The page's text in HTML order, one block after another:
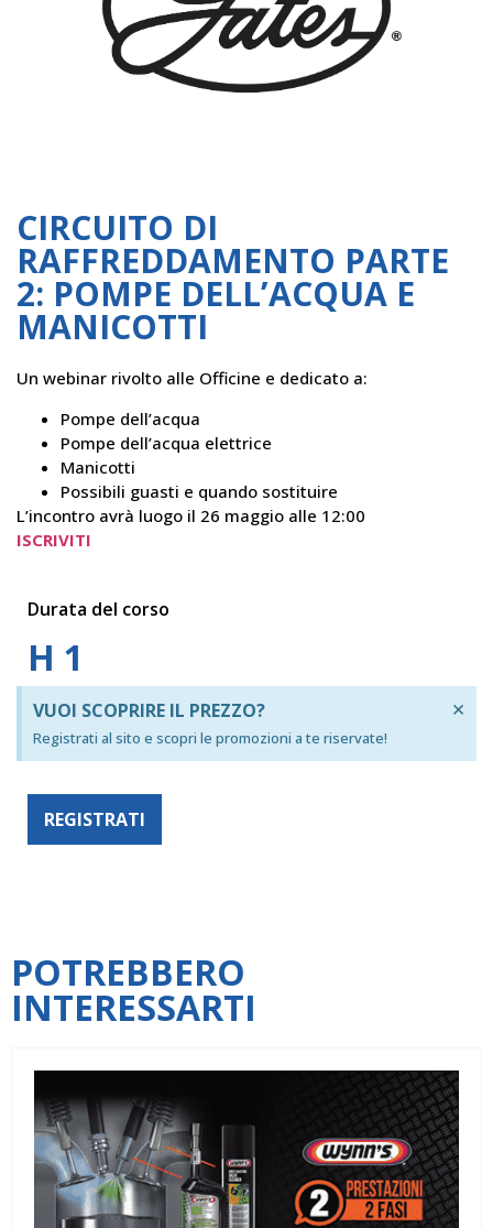
CIRCUITO DI
RAFFREDDAMENTO PARTE
2: POMPE DELL’ACQUA E
MANICOTTI
Un webinar rivolto alle Officine e dedicato a:
Pompe dell’acqua
Pompe dell’acqua elettrice
Manicotti
Possibili guasti e quando sostituire
L’incontro avrà luogo il 26 maggio alle 12:00
ISCRIVITI
Durata del corso
H 1
VUOI SCOPRIRE IL PREZZO?
Registrati al sito e scopri le promozioni a te riservate!
×
REGISTRATI
POTREBBERO
INTERESSARTI